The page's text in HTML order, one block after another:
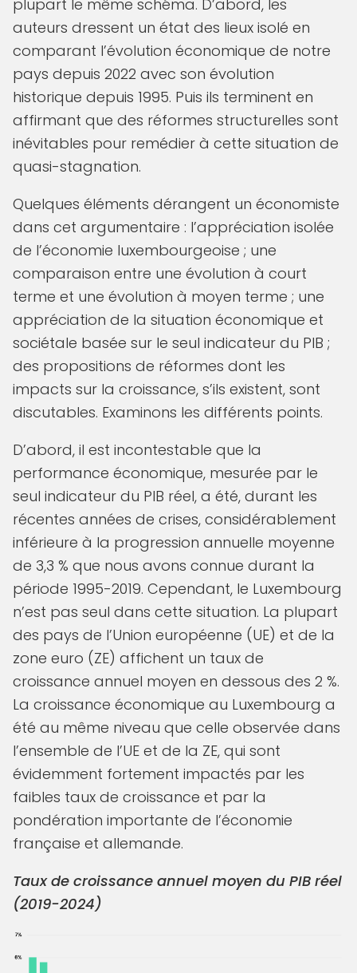
plupart le même schéma. D’abord, les
auteurs dressent un état des lieux isolé en
comparant l’évolution économique de notre
pays depuis 2022 avec son évolution
historique depuis 1995. Puis ils terminent en
affirmant que des réformes structurelles sont
inévitables pour remédier à cette situation de
quasi-stagnation.
Quelques éléments dérangent un économiste
dans cet argumentaire : l’appréciation isolée
de l’économie luxembourgeoise ; une
comparaison entre une évolution à court
terme et une évolution à moyen terme ; une
appréciation de la situation économique et
sociétale basée sur le seul indicateur du PIB ;
des propositions de réformes dont les
impacts sur la croissance, s’ils existent, sont
discutables. Examinons les différents points.
D’abord, il est incontestable que la
performance économique, mesurée par le
seul indicateur du PIB réel, a été, durant les
récentes années de crises, considérablement
inférieure à la progression annuelle moyenne
de 3,3 % que nous avons connue durant la
période 1995-2019. Cependant, le Luxembourg
n’est pas seul dans cette situation. La plupart
des pays de l’Union européenne (UE) et de la
zone euro (ZE) affichent un taux de
croissance annuel moyen en dessous des 2 %.
La croissance économique au Luxembourg a
été au même niveau que celle observée dans
l’ensemble de l’UE et de la ZE, qui sont
évidemment fortement impactés par les
faibles taux de croissance et par la
pondération importante de l’économie
française et allemande.
Taux de croissance annuel moyen du PIB réel
(2019-2024)